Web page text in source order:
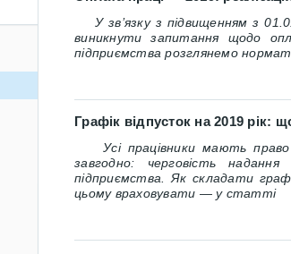
У зв’язку з підвищенням з
виникнути запитання щодо
підприємства розглянемо
Графік відпусток на 2019 рік:
Усі працівники мають право
завгодно: черговість
підприємства. Як складати
цьому враховувати — у статті